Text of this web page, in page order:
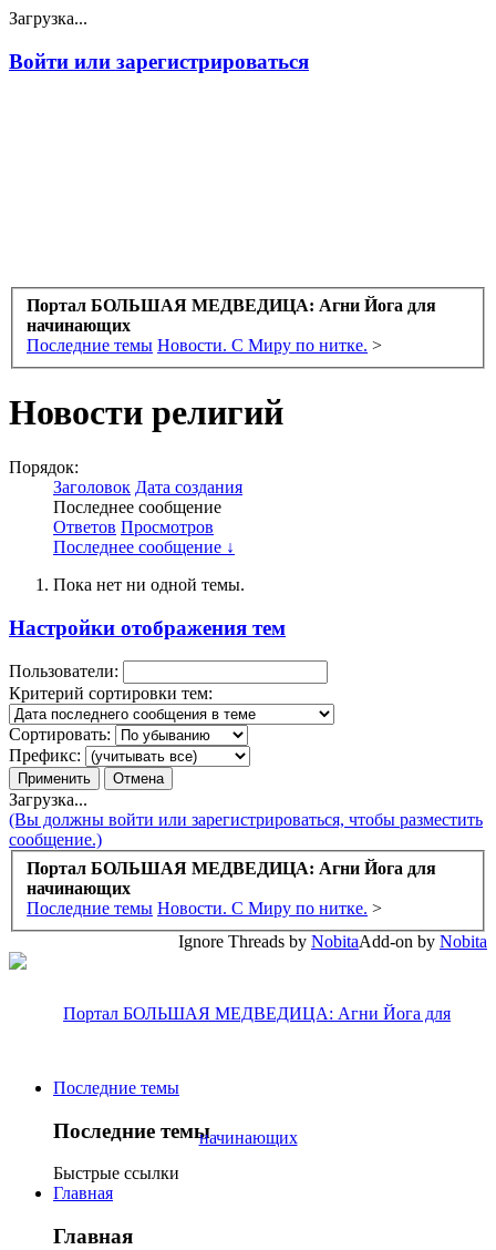
Загрузка...
Войти или зарегистрироваться
Портал БОЛЬШАЯ МЕДВЕДИЦА: Агни Йога для
начинающих
Последние темы Новости. С Миру по нитке. >
Новости религий
Порядок:
Заголовок Дата создания
Последнее сообщение
Ответов Просмотров
Последнее сообщение ↓
Пока нет ни одной темы.
Настройки отображения тем
Пользователи:
Критерий сортировки тем:
Сортировать:
Префикс:
Загрузка...
(Вы должны войти или зарегистрироваться, чтобы разместить
сообщение.)
Портал БОЛЬШАЯ МЕДВЕДИЦА: Агни Йога для
начинающих
Последние темы Новости. С Миру по нитке. >
Add-on by Nobita
Ignore Threads by Nobita
Последние темы
Последние темы
Быстрые ссылки
Главная
Главная